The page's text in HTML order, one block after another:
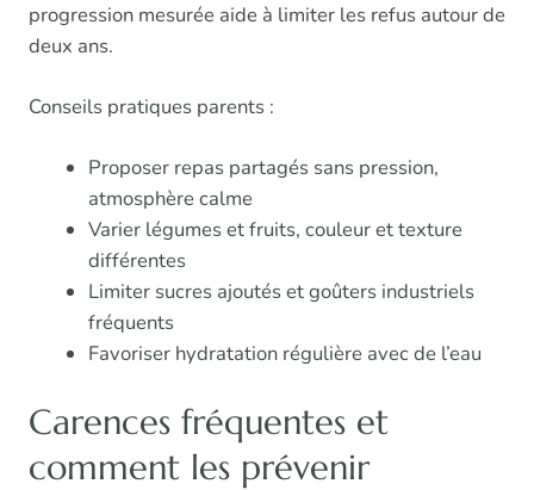
progression mesurée aide à limiter les refus autour de
deux ans.
Conseils pratiques parents :
Proposer repas partagés sans pression,
atmosphère calme
Varier légumes et fruits, couleur et texture
différentes
Limiter sucres ajoutés et goûters industriels
fréquents
Favoriser hydratation régulière avec de l’eau
Carences fréquentes et
comment les prévenir